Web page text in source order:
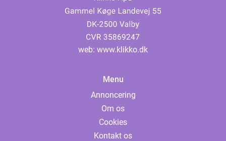
web: www.klikko.dk
Menu
Annoncering
Om os
Cookies
Kontakt os